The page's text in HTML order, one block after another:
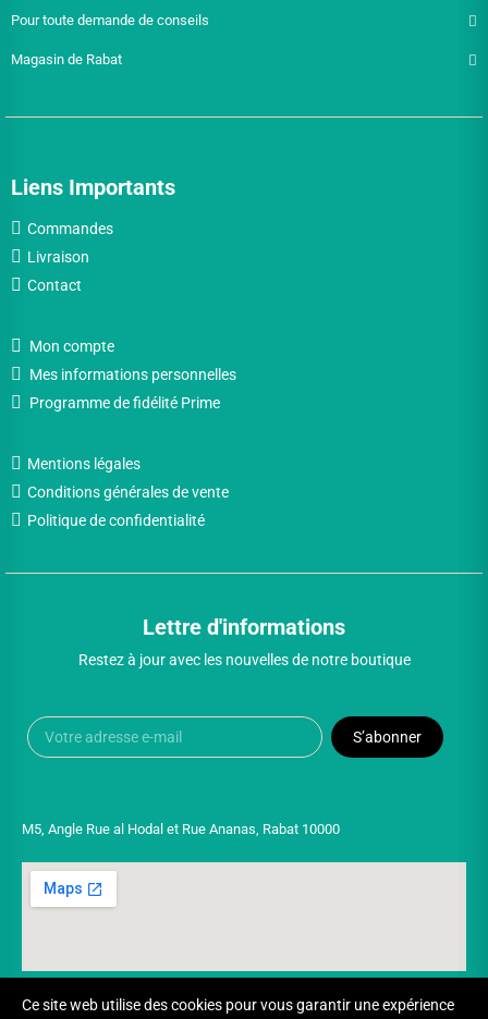
Pour toute demande de conseils
Magasin de Rabat
Liens Importants
Commandes
Livraison
Contact
Mon compte
Mes informations personnelles
Programme de fidélité Prime
Mentions légales
Conditions générales de vente
Politique de confidentialité
Lettre d'informations
Restez à jour avec les nouvelles de notre boutique
S’abonner
M5, Angle Rue al Hodal et Rue Ananas, Rabat 10000
Ce site web utilise des cookies pour vous garantir une expérience